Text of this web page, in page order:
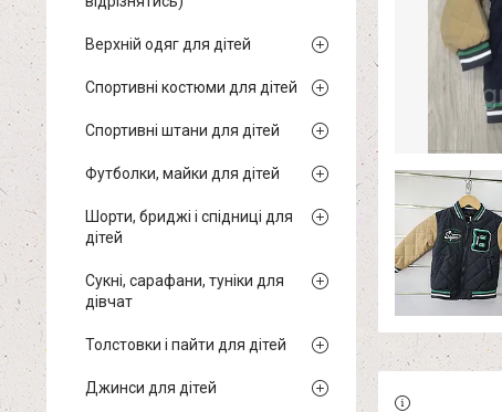
Верхній одяг для дітей
Спортивні костюми для дітей
Спортивні штани для дітей
Футболки, майки для дітей
Шорти, бриджі і спідниці для
дітей
Сукні, сарафани, туніки для
дівчат
Толстовки і пайти для дітей
Джинси для дітей